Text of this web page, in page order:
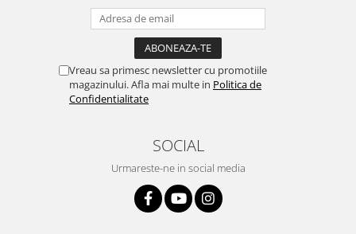
Vreau sa primesc newsletter cu promotiile
magazinului. Afla mai multe in Politica de
Confidentialitate
SOCIAL
Urmareste-ne in social media